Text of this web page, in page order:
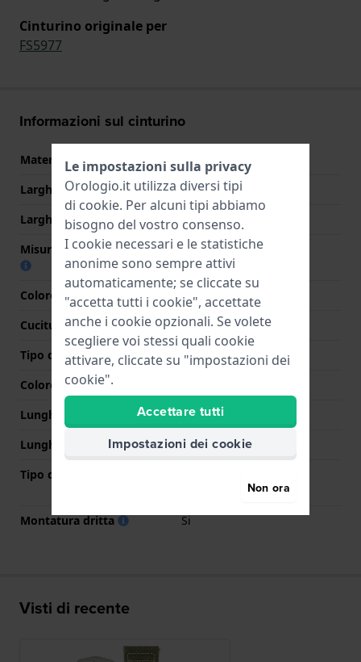
Cinturino originale per
FS5977
Informazioni sul cinturino
Materiale Cinturino
Tessili e pelletteria
Larghezza cinturino
24 mm
Larghezza tra Anse
24 mm
Misura cinturino alla fibbia
22 mm
Colore cinturino
Verde
Cuciture a colori
Bianco
Tipo di chiusura
Fibbia
Colore Chiusura
Lunghezza Parte Superiore
80 mm
Lunghezza Parte Inferiore
120 mm
Tipo di montatura
Montatura dritta
Si
Visti di recente
Le impostazioni sulla privacy
Orologio.it utilizza diversi tipi
di cookie. Per alcuni tipi abbiamo
bisogno del vostro consenso.
I cookie necessari e le statistiche
anonime sono sempre attivi
automaticamente; se cliccate su
"accetta tutti i cookie", accettate
anche i cookie opzionali. Se volete
scegliere voi stessi quali cookie
attivare, cliccate su "impostazioni dei
cookie".
Accettare tutti
Impostazioni dei cookie
Non ora